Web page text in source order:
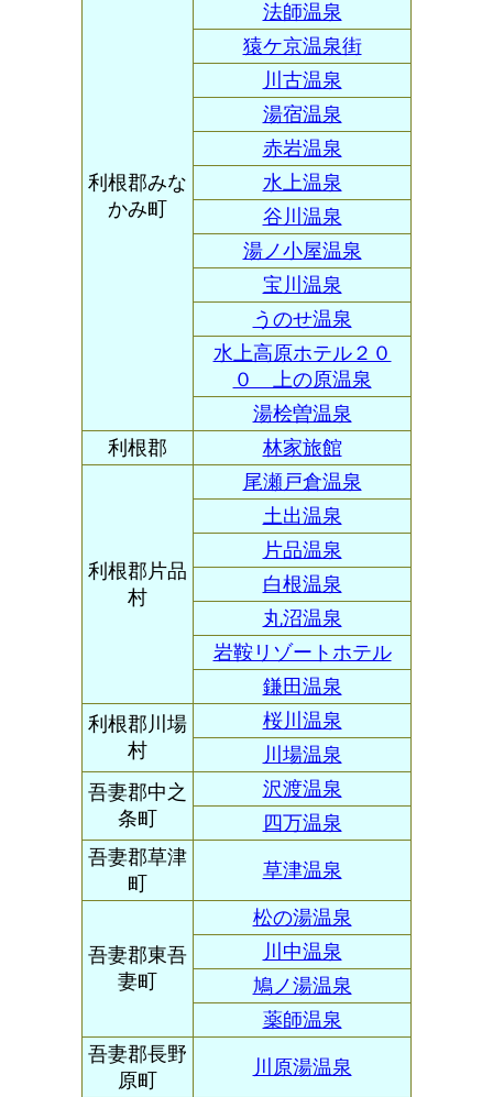
利根郡みな
かみ町
法師温泉
猿ケ京温泉街
川古温泉
湯宿温泉
赤岩温泉
水上温泉
谷川温泉
湯ノ小屋温泉
宝川温泉
うのせ温泉
水上高原ホテル２０
０ 上の原温泉
湯桧曽温泉
利根郡
林家旅館
利根郡片品
村
尾瀬戸倉温泉
土出温泉
片品温泉
白根温泉
丸沼温泉
岩鞍リゾートホテル
鎌田温泉
利根郡川場
村
桜川温泉
川場温泉
吾妻郡中之
条町
沢渡温泉
四万温泉
吾妻郡草津
町
草津温泉
吾妻郡東吾
妻町
松の湯温泉
川中温泉
鳩ノ湯温泉
薬師温泉
吾妻郡長野
原町
川原湯温泉